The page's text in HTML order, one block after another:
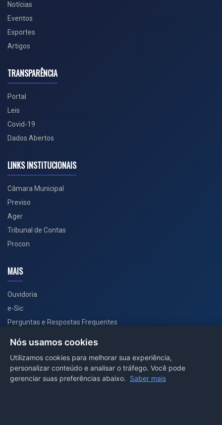
Notícias
Eventos
Esportes
Artigos
TRANSPARÊNCIA
Portal
Leis
Covid-19
Dados Abertos
LINKS INSTITUCIONAIS
Câmara Municipal
Previso
Ager
Tribunal de Contas
Procon
MAIS
Ouvidoria
e-Sic
Perguntas e Respostas Frequentes
PORTAL COVID-19
Nós usamos cookies
Utilizamos cookies para melhorar sua experiência,
personalizar conteúdo e analisar o tráfego. Você pode
gerenciar suas preferências abaixo. Saber mais